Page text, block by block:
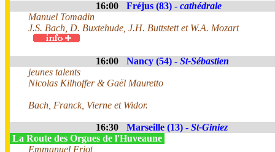
16:00 Fréjus (83) - cathédrale
Manuel Tomadin
J.S. Bach, D. Buxtehude, J.H. Buttstett et W.A. Mozart
16:00 Nancy (54) - St-Sébastien
jeunes talents
Nicolas Kilhoffer & Gaël Mauretto
Bach, Franck, Vierne et Widor.
16:30 Marseille (13) - St-Giniez
La Route des Orgues de l'Huveaune
Emmanuel Friot